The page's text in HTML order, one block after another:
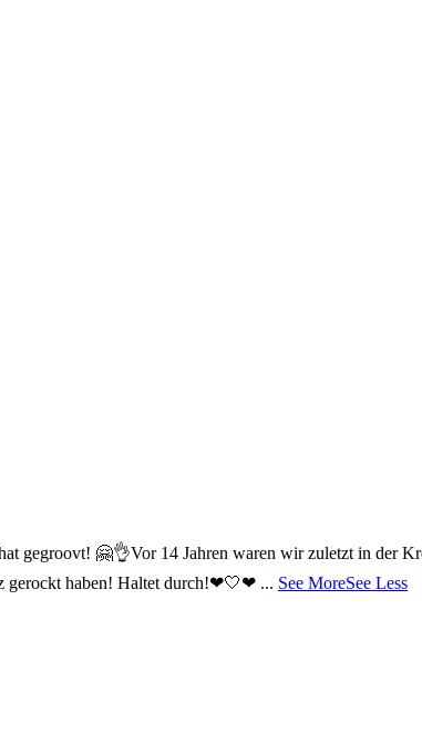
gegroovt! 🤗👌Vor 14 Jahren waren wir zuletzt in der
gerockt haben! Haltet durch!❤🤍❤ ... See MoreSee Less